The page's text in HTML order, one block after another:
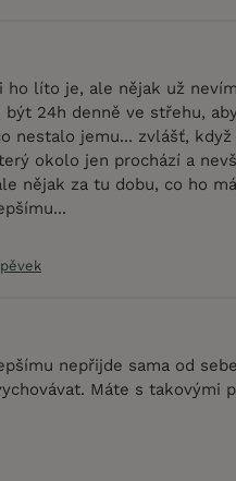
ho líto je, ale nějak už
být 24h denně ve střehu,
nestalo jemu... zvlášť,
okolo jen prochází a
nějak za tu dobu, co ho
nepřijde sama od
Máte s takovými